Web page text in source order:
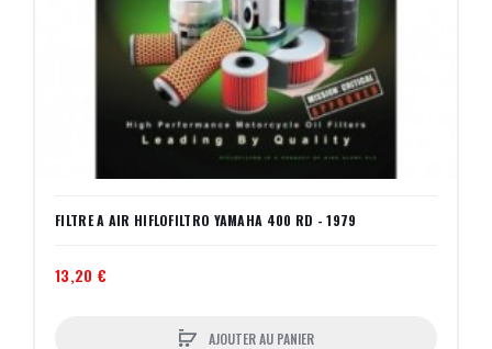
FILTRE A AIR HIFLOFILTRO YAMAHA 400 RD - 1979
13,20 €
AJOUTER AU PANIER